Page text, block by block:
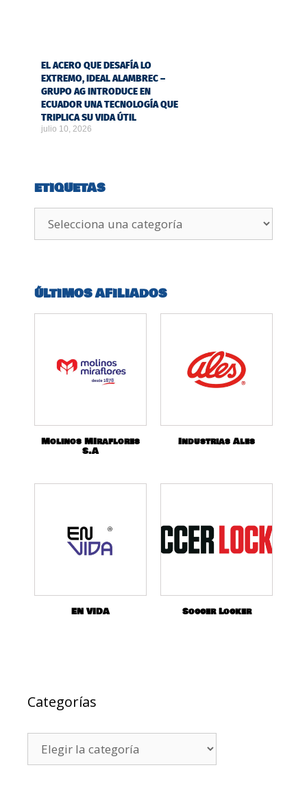
EL ACERO QUE DESAFÍA LO
EXTREMO, IDEAL ALAMBREC –
GRUPO AG INTRODUCE EN
ECUADOR UNA TECNOLOGÍA QUE
TRIPLICA SU VIDA ÚTIL
julio 10, 2026
ETIQUETAS
ÚLTIMOS AFILIADOS
Molinos MIraflores
S.A
Industrias Ales
EN VIDA Soccer Locker
Categorías